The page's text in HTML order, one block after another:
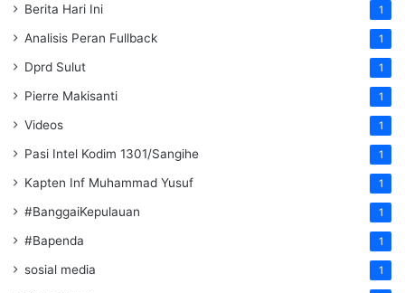
Berita Hari Ini 1
Analisis Peran Fullback 1
Dprd Sulut 1
Pierre Makisanti 1
Videos 1
Pasi Intel Kodim 1301/Sangihe 1
Kapten Inf Muhammad Yusuf 1
#BanggaiKepulauan 1
#Bapenda 1
sosial media 1